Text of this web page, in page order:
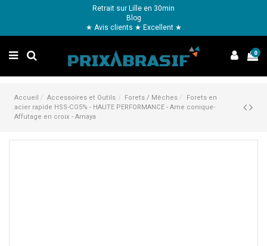
Retrait sur Lille en 30min
Blog
★ Avis clients ★ Excellent ★
0
Accueil Accessoires et Outils Forets / Mèches
Forets en
acier rapide HSS-CO5% - HAUTE PERFORMANCE - Ame conique-
Affutage en croix - Amaya